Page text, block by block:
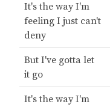
It's the way I'm
feeling I just can't
deny
But I've gotta let
it go
It's the way I'm